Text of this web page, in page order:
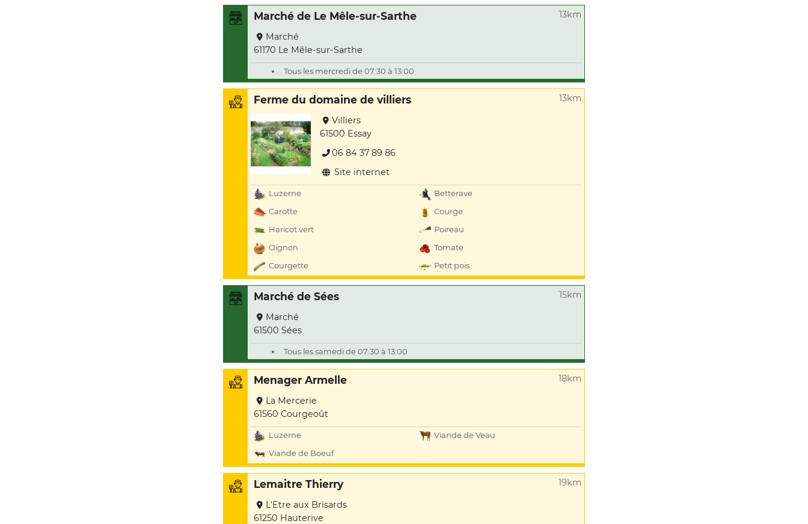
Marché de Le Mêle-sur-Sarthe 13km
Marché
61170 Le Mêle-sur-Sarthe
Tous les mercredi de 07:30 à 13:00
Ferme du domaine de villiers 13km
Villiers
61500 Essay
06 84 37 89 86
Site internet
Luzerne
Betterave
Carotte
Courge
Haricot vert
Poireau
Oignon
Tomate
Courgette
Petit pois
Marché de Sées 15km
Marché
61500 Sées
Tous les samedi de 07:30 à 13:00
Menager Armelle 18km
La Mercerie
61560 Courgeoût
Luzerne
Viande de Veau
Viande de Boeuf
Lemaitre Thierry 19km
L'Etre aux Brisards
61250 Hauterive